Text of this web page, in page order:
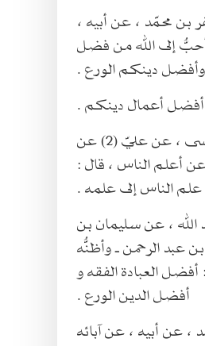
إلى الله من فضل
وأفضل دينكم الورع .
أعمال دينكم .
عن عليّ (2) عن
أعلم الناس ، قال :
الناس إلى علمه .
، عن سليمان بن
عبد الرحمن ـ وأظنُّه
العبادة الفقه و
أفضل الدين الورع .
عن أبيه ، عن آبائه